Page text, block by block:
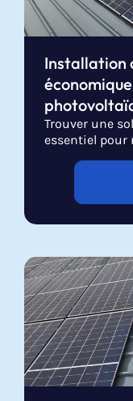
Installation
Trouver une
essentiel pour